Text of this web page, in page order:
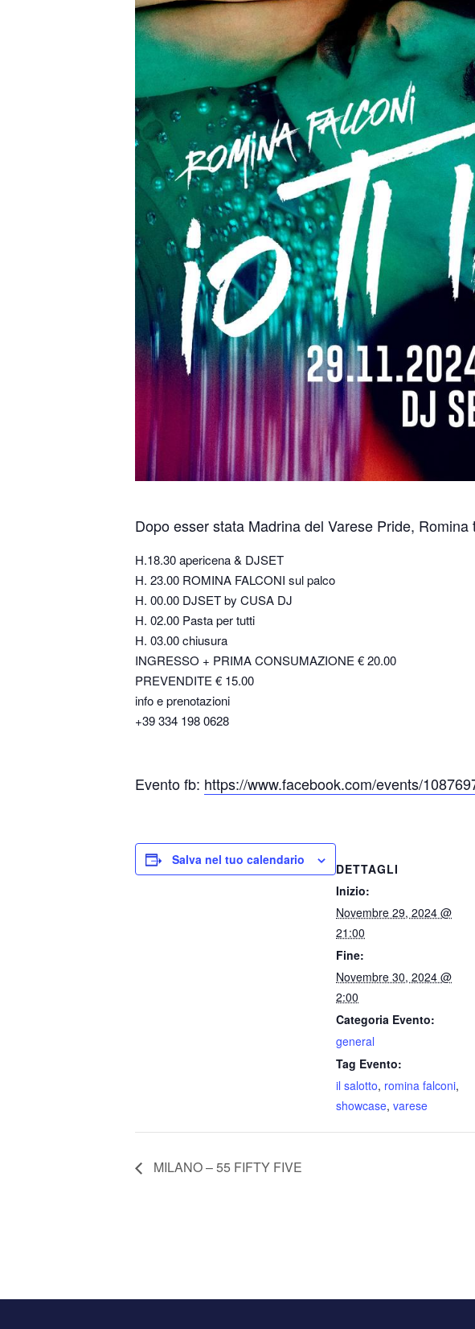
Dopo esser stata Madrina del Varese Pride,
H.18.30 apericena & DJSET
H. 23.00 ROMINA FALCONI sul palco
H. 00.00 DJSET by CUSA DJ
H. 02.00 Pasta per tutti
H. 03.00 chiusura
INGRESSO + PRIMA CONSUMAZIONE € 20.00
PREVENDITE € 15.00
info e prenotazioni
+39 334 198 0628
Evento fb: https://www.facebook.com/events/
Salva nel tuo calendario
DETTAGLI
Inizio:
Novembre 29, 2024 @
21:00
Fine:
Novembre 30, 2024 @
2:00
Categoria Evento:
general
Tag Evento:
il salotto, romina falconi,
showcase, varese
MILANO – 55 FIFTY FIVE